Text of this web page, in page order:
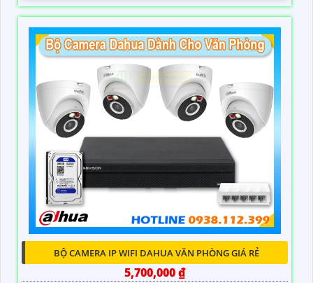
BỘ CAMERA IP WIFI DAHUA VĂN PHÒNG GIÁ RẺ
5,700,000 ₫